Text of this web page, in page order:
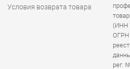
Условия возврата товара
(ИНН
ОГРН
рег.